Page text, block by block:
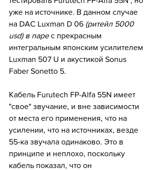
уже на источнике. В данном случае
на DAC Luxman D 06 (ритейл 5000
usd) в паре с прекрасным
интегральным японским усилителем
Luxman 507 U и акустикой Sonus
Faber Sonetto 5.
Кабель Furutech FP-Alfa 55N имеет
"свое" звучание, и вне зависимости
от места его применения, что на
усилении, что на источниках, везде
55-ка звучала одинаково. Это в
принципе и неплохо, поскольку
кабель показал, что он